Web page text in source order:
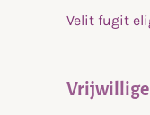
Velit fugit